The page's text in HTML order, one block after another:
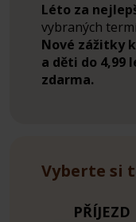
Léto za
vybraných
Nové zážitky
a děti do 4,99
zdarma.
Vyberte si
PŘÍJEZD